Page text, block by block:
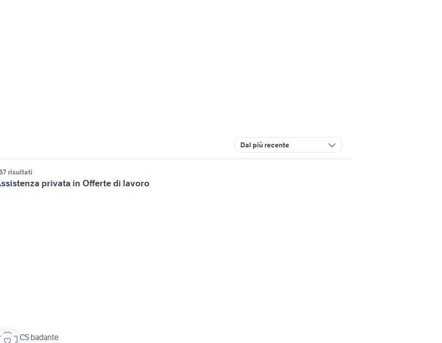
Dal più recente
risultati
privata in Offerte di lavoro
CS badante